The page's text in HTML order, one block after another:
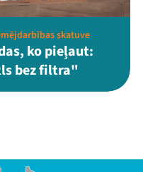
skatuve
ko pieļaut:
bez filtra"